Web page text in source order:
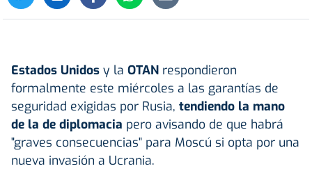
Estados Unidos y la OTAN respondieron
formalmente este miércoles a las garantías de
seguridad exigidas por Rusia, tendiendo la mano
de la de diplomacia pero avisando de que habrá
"graves consecuencias" para Moscú si opta por una
nueva invasión a Ucrania.